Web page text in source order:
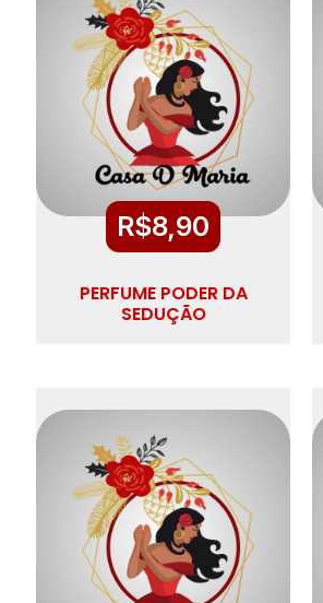
R$8,90
PERFUME PODER DA
SEDUÇÃO